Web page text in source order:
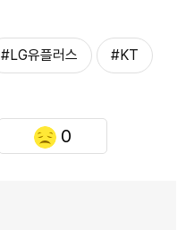
#LG유플러스 #KT
0